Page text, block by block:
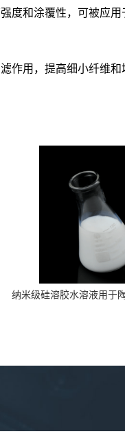
度和涂覆性，可被应
作用，提高细小纤维
纳米级硅溶胶水溶液用于